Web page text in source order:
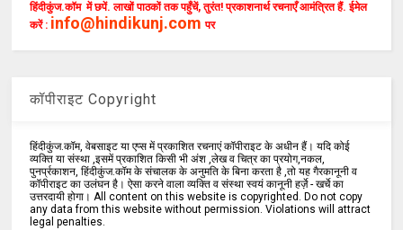
हिंदीकुंज.कॉम में छपें. लाखों पाठकों तक पहुँचें, तुरंत! प्रकाशनार्थ रचनाएँ आमंत्रित हैं. ईमेल
करें : info@hindikunj.com पर
कॉपीराइट Copyright
हिंदीकुंज.कॉम, वेबसाइट या एप्स में प्रकाशित रचनाएं कॉपीराइट के अधीन हैं। यदि कोई
व्यक्ति या संस्था ,इसमें प्रकाशित किसी भी अंश ,लेख व चित्र का प्रयोग,नकल,
पुनर्प्रकाशन, हिंदीकुंज.कॉम के संचालक के अनुमति के बिना करता है ,तो यह गैरकानूनी व
कॉपीराइट का उलंघन है। ऐसा करने वाला व्यक्ति व संस्था स्वयं कानूनी हर्ज़े - खर्चे का
उत्तरदायी होगा। All content on this website is copyrighted. Do not copy
any data from this website without permission. Violations will attract
legal penalties.